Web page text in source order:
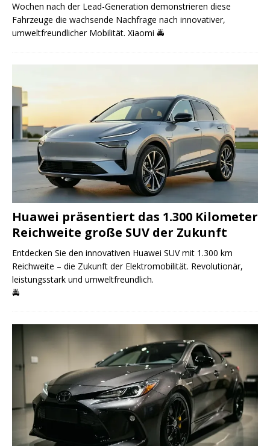
Wochen nach der Lead-Generation demonstrieren diese
Fahrzeuge die wachsende Nachfrage nach innovativer,
umweltfreundlicher Mobilität. Xiaomi 🚔
Huawei präsentiert das 1.300 Kilometer
Reichweite große SUV der Zukunft
Entdecken Sie den innovativen Huawei SUV mit 1.300 km
Reichweite – die Zukunft der Elektromobilität. Revolutionär,
leistungsstark und umweltfreundlich.
🚔